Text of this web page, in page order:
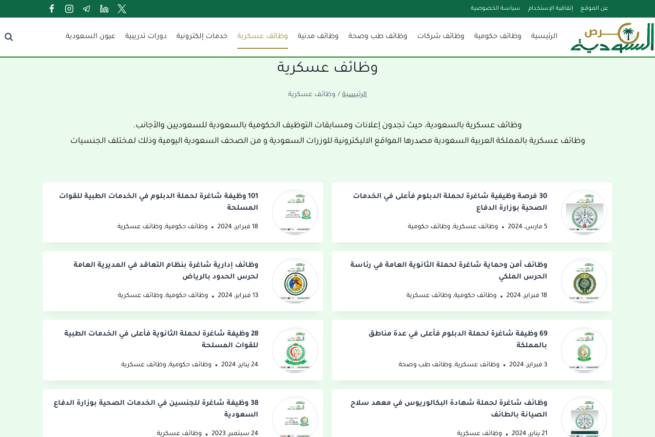
إلى
المحتوى
عن الموقع إتفاقية الإستخدام سياسة الخصوصية
الرئيسية وظائف حكومية وظائف شركات وظائف طب وصحة وظائف مدنية وظائف عسكرية خدمات إلكترونية دورات تدريبية عيون السعودية
وظائف عسكرية
الرئيسية / وظائف عسكرية
وظائف عسكرية بالسعودية، حيث تجدون إعلانات ومسابقات التوظيف الحكومية بالسعودية للسعوديين والأجانب.
وظائف عسكرية بالمملكة العربية السعودية مصدرها المواقع الاليكترونية للوزرات السعودية و من الصحف السعودية اليومية وذلك لمختلف الجنسيات
30 فرصة وظيفية شاغرة لحملة الدبلوم فأعلى في الخدمات
الصحية بوزارة الدفاع
5 مارس، 2024 وظائف عسكرية, وظائف حكومية
101 وظيفة شاغرة لحملة الدبلوم في الخدمات الطبية للقوات
المسلحة
18 فبراير، 2024 وظائف حكومية, وظائف عسكرية
وظائف أمن وحماية شاغرة لحملة الثانوية العامة في رئاسة
الحرس الملكي
18 فبراير، 2024 وظائف حكومية, وظائف عسكرية
وظائف إدارية شاغرة بنظام التعاقد في المديرية العامة
لحرس الحدود بالرياض
13 فبراير، 2024 وظائف حكومية, وظائف عسكرية
69 وظيفة شاغرة لحملة الدبلوم فأعلى في عدة مناطق
بالمملكة
3 فبراير، 2024 وظائف عسكرية, وظائف طب وصحة
28 وظيفة شاغرة لحملة الثانوية فأعلى في الخدمات الطبية
للقوات المسلحة
24 يناير، 2024 وظائف حكومية, وظائف عسكرية
وظائف شاغرة لحملة شهادة البكالوريوس في معهد سلاح
الصيانة بالطائف
21 يناير، 2024 وظائف عسكرية
38 وظيفة شاغرة للجنسين في الخدمات الصحية بوزارة الدفاع
السعودية
24 سبتمبر، 2023 وظائف عسكرية